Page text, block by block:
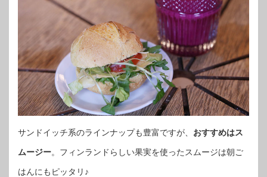
サンドイッチ系のラインナップも豊富ですが、 おすすめはス
ムージー。フィンランドらしい果実を使ったスムージは朝ご
はんにもピッタリ♪